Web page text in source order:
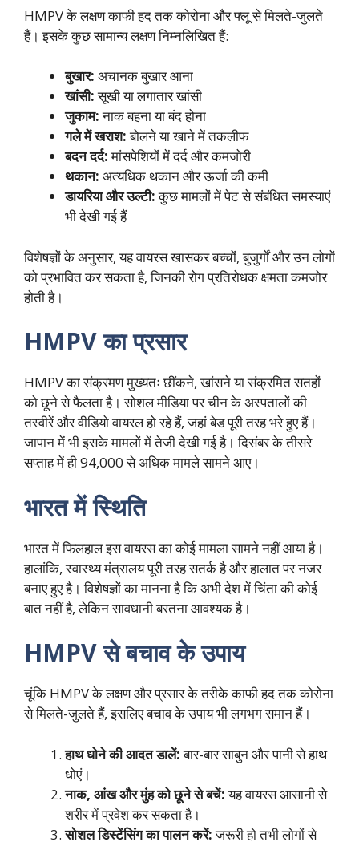
HMPV के लक्षण काफी हद तक कोरोना और फ्लू से मिलते-जुलते
हैं। इसके कुछ सामान्य लक्षण निम्नलिखित हैं:
बुखार: अचानक बुखार आना
खांसी:सूखी या लगातार खांसी
जुकाम:नाक बहना या बंद होना
गले में खराश:बोलने या खाने में तकलीफ
बदन दर्द:मांसपेशियों में दर्द और कमजोरी
थकान: अत्यधिक थकान और ऊर्जा की कमी
डायरिया और उल्टी:कुछ मामलों में पेट से संबंधित समस्याएं
भी देखी गई हैं
विशेषज्ञों के अनुसार, यह वायरस खासकर बच्चों, बुजुर्गों और उन लोगों
को प्रभावित कर सकता है, जिनकी रोग प्रतिरोधक क्षमता कमजोर
होती है।
HMPV का प्रसार
HMPV का संक्रमण मुख्यतः छींकने, खांसने या संक्रमित सतहों
को छूने से फैलता है। सोशल मीडिया पर चीन के अस्पतालों की
तस्वीरें और वीडियो वायरल हो रहे हैं, जहां बेड पूरी तरह भरे हुए हैं।
जापान में भी इसके मामलों में तेजी देखी गई है। दिसंबर के तीसरे
सप्ताह में ही 94,000 से अधिक मामले सामने आए।
भारत में स्थिति
भारत में फिलहाल इस वायरस का कोई मामला सामने नहीं आया है।
हालांकि, स्वास्थ्य मंत्रालय पूरी तरह सतर्क है और हालात पर नजर
बनाए हुए है। विशेषज्ञों का मानना है कि अभी देश में चिंता की कोई
बात नहीं है, लेकिन सावधानी बरतना आवश्यक है।
HMPV से बचाव के उपाय
चूंकि HMPV के लक्षण और प्रसार के तरीके काफी हद तक कोरोना
से मिलते-जुलते हैं, इसलिए बचाव के उपाय भी लगभग समान हैं।
हाथ धोने की आदत डालें:बार-बार साबुन और पानी से हाथ
धोएं।
नाक, आंख और मुंह को छूने से बचें:यह वायरस आसानी से
शरीर में प्रवेश कर सकता है।
सोशल डिस्टेंसिंग का पालन करें:जरूरी हो तभी लोगों से